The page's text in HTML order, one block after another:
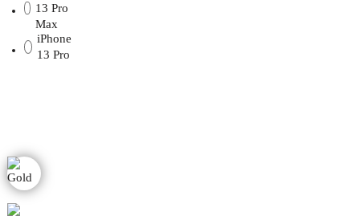
13 Pro
Max
iPhone
13 Pro